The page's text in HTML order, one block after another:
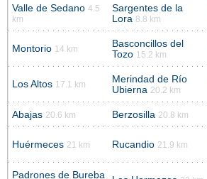
Valle de Sedano 4.5
km
Sargentes de la
Lora 8.8 km
Montorio 14 km
Basconcillos del
Tozo 15.2 km
Los Altos 17.1 km
Merindad de Río
Ubierna 20.2 km
Abajas 20.6 km Berzosilla 20.8 km
Huérmeces 21 km Rucandio 21.9 km
Padrones de Bureba